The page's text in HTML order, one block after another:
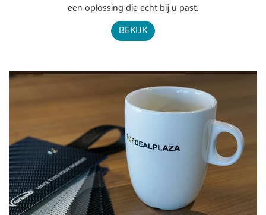
een oplossing die echt bij u past.
BEKIJK